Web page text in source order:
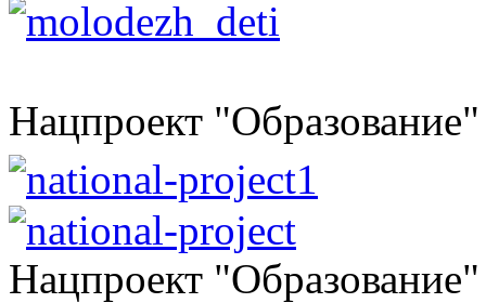
Нацпроект "Образование"
Нацпроект "Образование"